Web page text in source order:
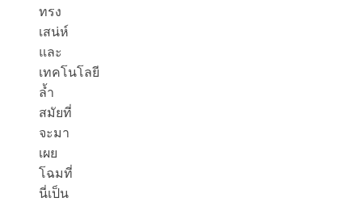
ทรง
เสน่ห์
และ
เทคโนโลยี
ล้ำ
สมัยที่
จะมา
เผย
โฉมที่
นี่เป็น